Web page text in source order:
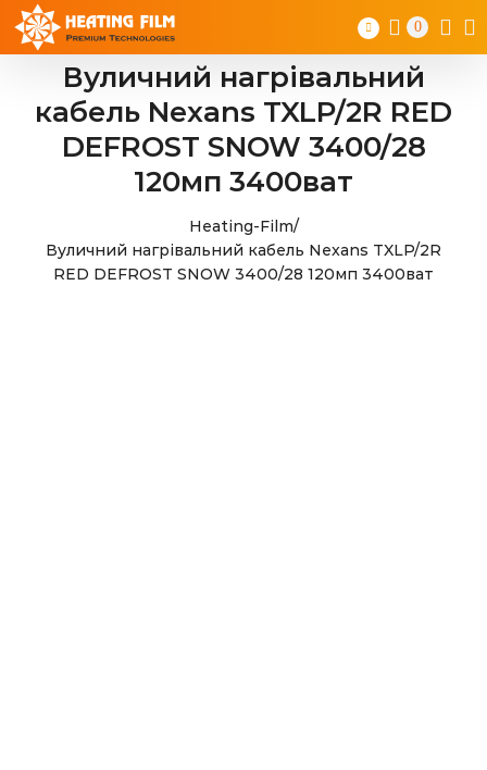
Skip
content
0
Вуличний нагрівальний
кабель Nexans TXLP/2R RED
DEFROST SNOW 3400/28
120мп 3400ват
Heating-Film/
Вуличний нагрівальний кабель Nexans TXLP/2R
RED DEFROST SNOW 3400/28 120мп 3400ват